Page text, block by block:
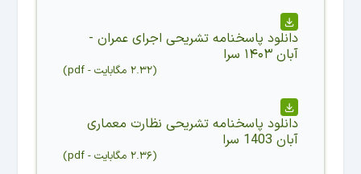
دانلود پاسخنامه تشریحی اجرای عمران -
آبان ۱۴۰۳ سرا
(۲.۳۲ مگابایت -
pdf
)
دانلود پاسخنامه تشریحی نظارت معماری
آبان 1403 سرا
(۲.۳۶ مگابایت -
pdf
)